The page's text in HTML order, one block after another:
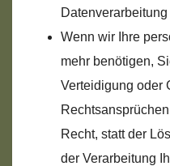
Wenn wir Ihre
mehr benötigen,
Verteidigung oder
Recht, statt der
der Verarbeitung